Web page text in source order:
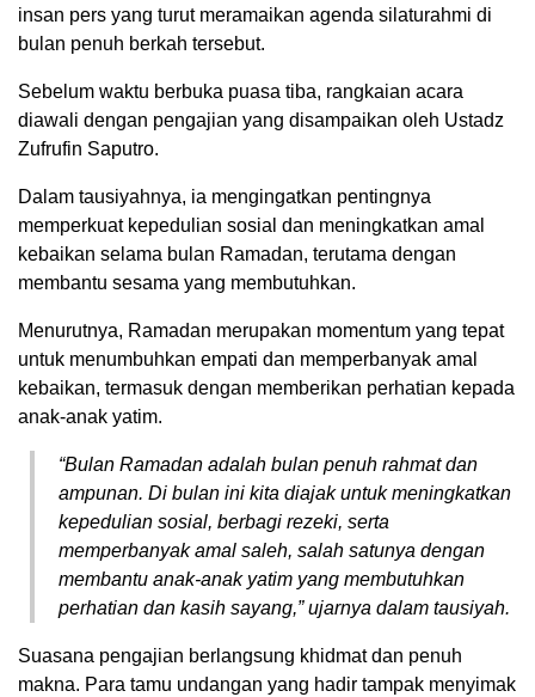
insan pers yang turut meramaikan agenda silaturahmi di
bulan penuh berkah tersebut.
Sebelum waktu berbuka puasa tiba, rangkaian acara
diawali dengan pengajian yang disampaikan oleh Ustadz
Zufrufin Saputro.
Dalam tausiyahnya, ia mengingatkan pentingnya
memperkuat kepedulian sosial dan meningkatkan amal
kebaikan selama bulan Ramadan, terutama dengan
membantu sesama yang membutuhkan.
Menurutnya, Ramadan merupakan momentum yang tepat
untuk menumbuhkan empati dan memperbanyak amal
kebaikan, termasuk dengan memberikan perhatian kepada
anak-anak yatim.
“Bulan Ramadan adalah bulan penuh rahmat dan
ampunan. Di bulan ini kita diajak untuk meningkatkan
kepedulian sosial, berbagi rezeki, serta
memperbanyak amal saleh, salah satunya dengan
membantu anak-anak yatim yang membutuhkan
perhatian dan kasih sayang,” ujarnya dalam tausiyah.
Suasana pengajian berlangsung khidmat dan penuh
makna. Para tamu undangan yang hadir tampak menyimak